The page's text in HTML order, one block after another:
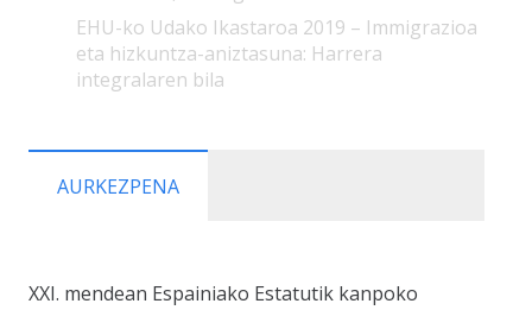
EHU-ko Udako Ikastaroa 2019 – Immigrazioa
eta hizkuntza-aniztasuna: Harrera
integralaren bila
AURKEZPENA
XXI. mendean Espainiako Estatutik kanpoko